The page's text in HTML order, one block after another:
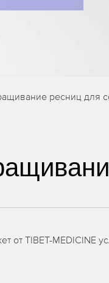
ресниц
от TIBET-MEDICINE